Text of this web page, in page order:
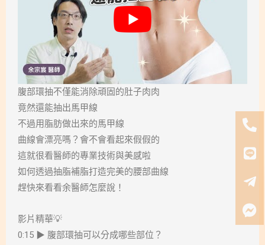
腹部環抽不僅能消除頑固的肚子肉肉
竟然還能抽出馬甲線
不過用脂肪做出來的馬甲線
曲線會漂亮嗎？會不會看起來假假的
這就很看醫師的專業技術與美感啦
如何透過抽脂補脂打造完美的腰部曲線
趕快來看看余醫師怎麼說！
影片精華💡
0:15 ▶ 腹部環抽可以分成哪些部位？